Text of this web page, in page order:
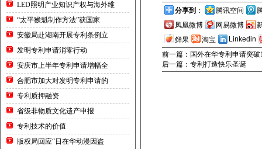
LED照明产业知识产权与海外维
“太平猴魁制作方法”获国家
安徽局赴湖南开展专利条例立
发明专利申请消零行动
安庆市上半年专利申请增幅全
合肥市加大对发明专利申请的
专利质押融资
省级非物质文化遗产申报
专利技术的价值
版权局回应“日在华动漫因盗
分享到 ： 腾讯空间
凤凰微博
网易微博
鲜果
淘宝
Linkedin
前一篇：国外在华专利申请突破
后一篇：专利打造快乐圣诞